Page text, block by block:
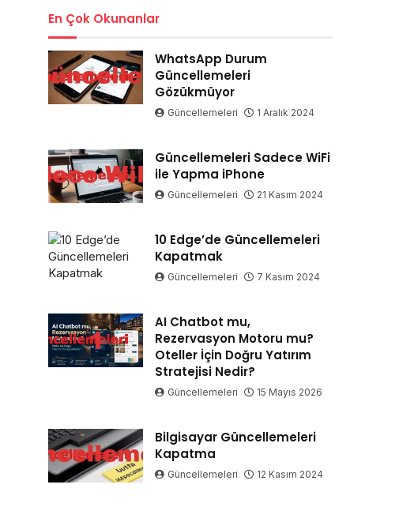
En Çok Okunanlar
WhatsApp Durum
Güncellemeleri
Gözükmüyor
Güncellemeleri 1 Aralık 2024
Güncellemeleri Sadece WiFi
ile Yapma iPhone
Güncellemeleri 21 Kasım 2024
10 Edge’de Güncellemeleri
Kapatmak
Güncellemeleri 7 Kasım 2024
AI Chatbot mu,
Rezervasyon Motoru mu?
Oteller İçin Doğru Yatırım
Stratejisi Nedir?
Güncellemeleri 15 Mayıs 2026
Bilgisayar Güncellemeleri
Kapatma
Güncellemeleri 12 Kasım 2024